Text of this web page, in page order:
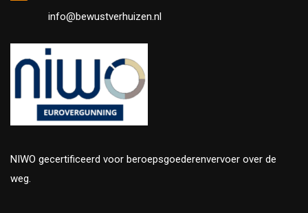
info@bewustverhuizen.nl
NIWO gecertificeerd voor beroepsgoederenvervoer over de
weg.